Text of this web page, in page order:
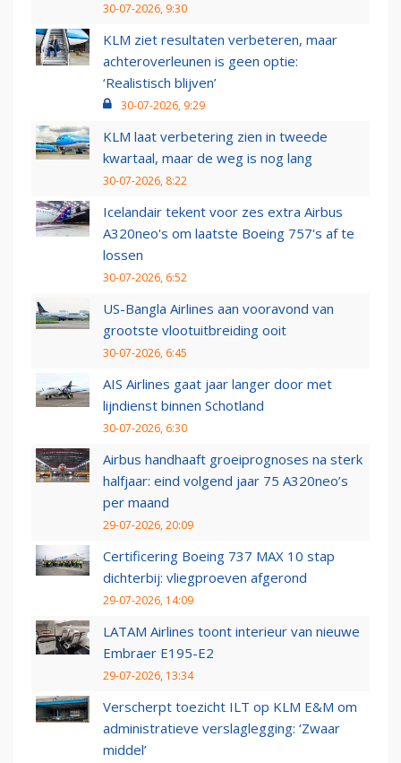
30-07-2026, 9:30
KLM ziet resultaten verbeteren, maar
achteroverleunen is geen optie:
‘Realistisch blijven’
30-07-2026, 9:29
KLM laat verbetering zien in tweede
kwartaal, maar de weg is nog lang
30-07-2026, 8:22
Icelandair tekent voor zes extra Airbus
A320neo's om laatste Boeing 757's af te
lossen
30-07-2026, 6:52
US-Bangla Airlines aan vooravond van
grootste vlootuitbreiding ooit
30-07-2026, 6:45
AIS Airlines gaat jaar langer door met
lijndienst binnen Schotland
30-07-2026, 6:30
Airbus handhaaft groeiprognoses na sterk
halfjaar: eind volgend jaar 75 A320neo’s
per maand
29-07-2026, 20:09
Certificering Boeing 737 MAX 10 stap
dichterbij: vliegproeven afgerond
29-07-2026, 14:09
LATAM Airlines toont interieur van nieuwe
Embraer E195-E2
29-07-2026, 13:34
Verscherpt toezicht ILT op KLM E&M om
administratieve verslaglegging: ‘Zwaar
middel’